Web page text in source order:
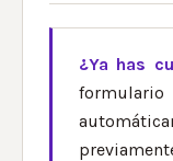
¿Ya has